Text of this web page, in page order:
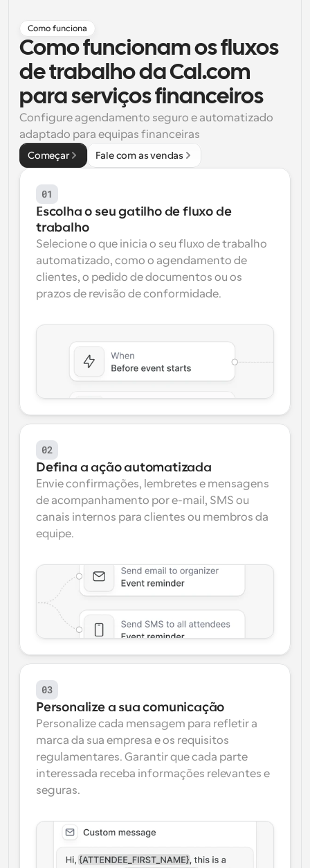
Agendamento potenciado com chamadas
impulsionadas por IA
Fluxos de trabalho
Automatizar agendamento e lembretes
Blogue
Mantenha-se atualizado com as últimas notícias e
atualizações
Reuniões Instantâneas
Reunião com clientes em minutos
Links de Grupo Dinâmico
Agende reuniões de forma fluida com várias pessoas
Webhooks
Receba notificações quando algo acontecer
Como funciona
Como funcionam os fluxos
de trabalho da Cal.com
para serviços financeiros
Configure agendamento seguro e automatizado
adaptado para equipas financeiras
Começar Fale com as vendas
01
Escolha o seu gatilho de fluxo de
trabalho
Selecione o que inicia o seu fluxo de trabalho
automatizado, como o agendamento de
clientes, o pedido de documentos ou os
prazos de revisão de conformidade.
02
Defina a ação automatizada
Envie confirmações, lembretes e mensagens
de acompanhamento por e-mail, SMS ou
canais internos para clientes ou membros da
equipe.
03
Personalize a sua comunicação
Personalize cada mensagem para refletir a
marca da sua empresa e os requisitos
regulamentares. Garantir que cada parte
interessada receba informações relevantes e
seguras.